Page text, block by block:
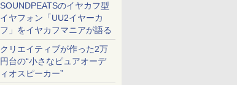
SOUNDPEATSのイヤカフ型
イヤフォン「UU2イヤーカ
フ」をイヤカフマニアが語る
クリエイティブが作った2万
円台の“小さなピュアオーデ
ィオスピーカー”